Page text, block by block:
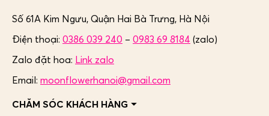
Số 61A Kim Ngưu, Quận Hai Bà Trưng, Hà Nội
Điện thoại: 0386 039 240 – 0983 69 8184 (zalo)
Zalo đặt hoa: Link zalo
Email: moonflowerhanoi@gmail.com
CHĂM SÓC KHÁCH HÀNG